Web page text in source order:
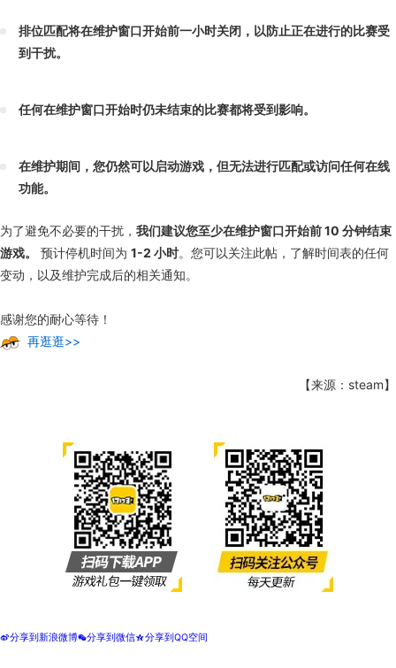
排位匹配将在维护窗口开始前一小时关闭，以防止正在进行的比赛受
到干扰。
任何在维护窗口开始时仍未结束的比赛都将受到影响。
在维护期间，您仍然可以启动游戏，但无法进行匹配或访问任何在线
功能。
为了避免不必要的干扰， 我们建议您至少在维护窗口开始前 10 分钟结束
游戏。
预计停机时间为 1-2 小时。您可以关注此帖，了解时间表的任何
变动，以及维护完成后的相关通知。
感谢您的耐心等待！
再逛逛>>
【来源：steam】
t分享到新浪微博w分享到微信z分享到QQ空间